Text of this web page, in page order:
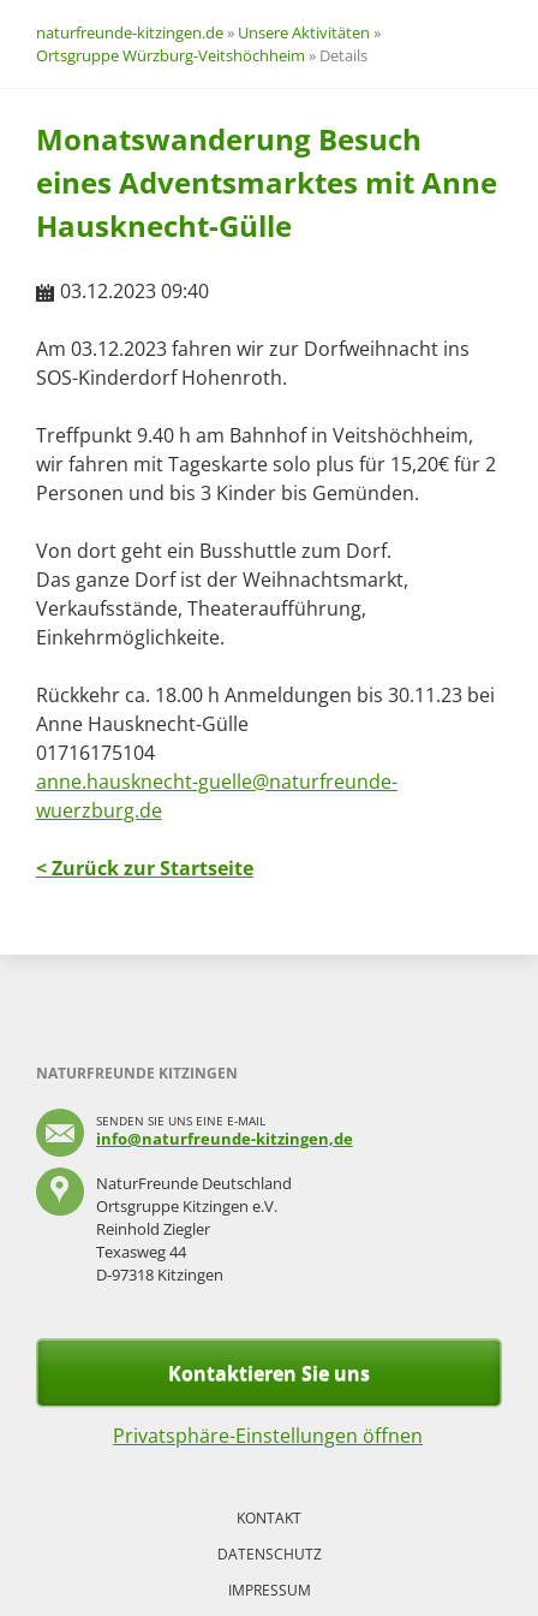
naturfreunde-kitzingen.de» Unsere Aktivitäten »
Ortsgruppe Würzburg-Veitshöchheim » Details
Monatswanderung Besuch
eines Adventsmarktes mit Anne
Hausknecht-Gülle
03.12.2023 09:40
Am 03.12.2023 fahren wir zur Dorfweihnacht ins
SOS-Kinderdorf Hohenroth.
Treffpunkt 9.40 h am Bahnhof in Veitshöchheim,
wir fahren mit Tageskarte solo plus für 15,20€ für 2
Personen und bis 3 Kinder bis Gemünden.
Von dort geht ein Busshuttle zum Dorf.
Das ganze Dorf ist der Weihnachtsmarkt,
Verkaufsstände, Theateraufführung,
Einkehrmöglichkeite.
Rückkehr ca. 18.00 h Anmeldungen bis 30.11.23 bei
Anne Hausknecht-Gülle
01716175104
anne.hausknecht-guelle@naturfreunde-
wuerzburg.de
< Zurück zur Startseite
NATURFREUNDE KITZINGEN
SENDEN SIE UNS EINE E-MAIL
info@naturfreunde-kitzingen,de
NaturFreunde Deutschland
Ortsgruppe Kitzingen e.V.
Reinhold Ziegler
Texasweg 44
D-97318 Kitzingen
Kontaktieren Sie uns
Privatsphäre-Einstellungen öffnen
KONTAKT
DATENSCHUTZ
IMPRESSUM